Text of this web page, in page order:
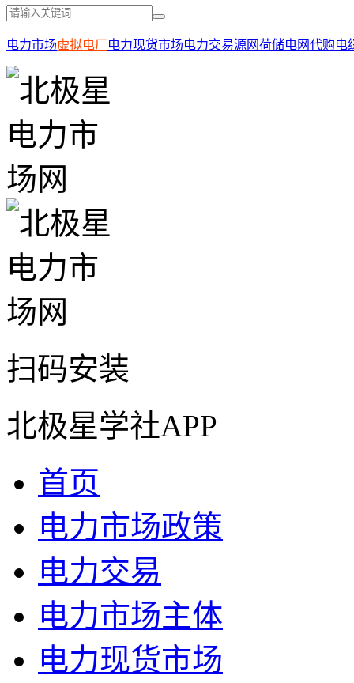
电力市场虚拟电厂电力现货市场电力交易源网荷储电网代购电
扫码安装
北极星学社APP
首页
电力市场政策
电力交易
电力市场主体
电力现货市场